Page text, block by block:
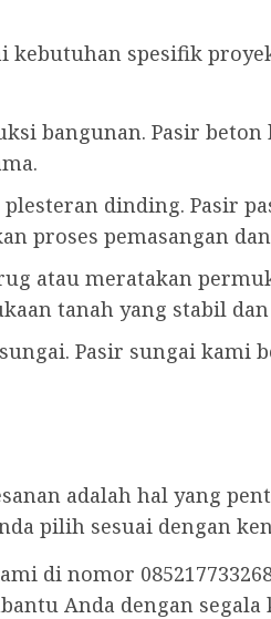
spesifik
bangunan. Pasir
dinding. Pasir
proses pemasangan
atau meratakan
tanah yang stabil
Pasir sungai kami
adalah hal yang
pilih sesuai dengan
di nomor
Anda dengan segala